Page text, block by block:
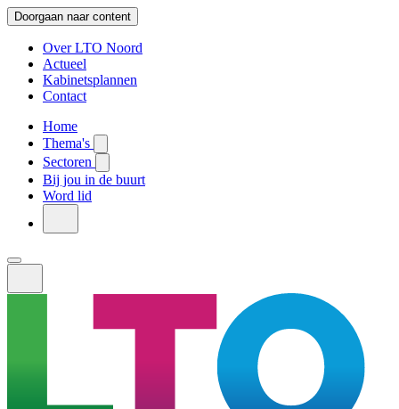
Doorgaan naar content
Over LTO Noord
Actueel
Kabinetsplannen
Contact
Home
Thema's
Sectoren
Bij jou in de buurt
Word lid